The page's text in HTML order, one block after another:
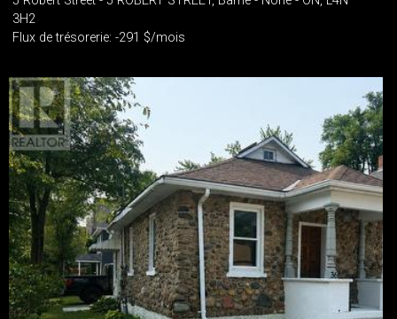
3H2
Flux de trésorerie: -291 $/mois